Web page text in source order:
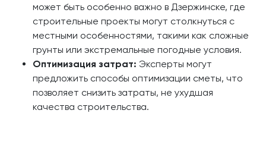
может быть особенно важно в Дзержинске, где
строительные проекты могут столкнуться с
местными особенностями, такими как сложные
грунты или экстремальные погодные условия.
Оптимизация затрат: Эксперты могут
предложить способы оптимизации сметы, что
позволяет снизить затраты, не ухудшая
качества строительства.